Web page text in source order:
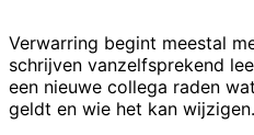
Verwarring begint meestal
schrijven vanzelfsprekend
een nieuwe collega raden
geldt en wie het kan wijzigen.